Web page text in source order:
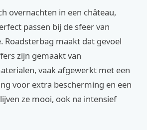
overnachten in een château,
passen bij de sfeer van
Roadsterbag maakt dat gevoel
zijn gemaakt van
vaak afgewerkt met een
voor extra bescherming en een
ze mooi, ook na intensief